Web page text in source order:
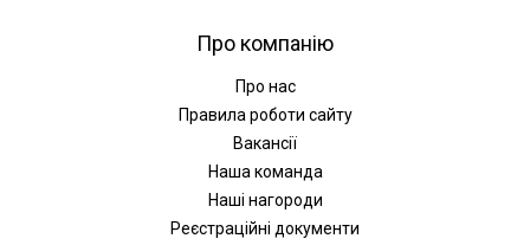
Про компанію
Про нас
Правила роботи сайту
Вакансії
Наша команда
Наші нагороди
Реєстраційні документи